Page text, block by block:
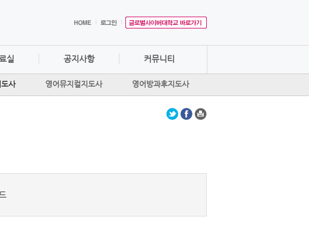
사 영어뮤지컬지도사 영어방과후지도사
실 공지사항 커뮤니티